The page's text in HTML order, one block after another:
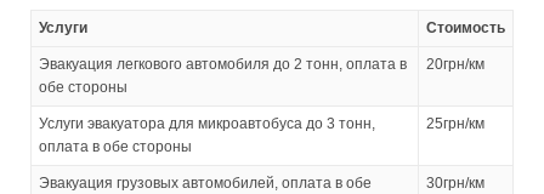
Услуги Стоимость
Эвакуация легкового автомобиля до 2 тонн, оплата в
обе стороны
20грн/км
Услуги эвакуатора для микроавтобуса до 3 тонн,
оплата в обе стороны
25грн/км
Эвакуация грузовых автомобилей, оплата в обе
30грн/км